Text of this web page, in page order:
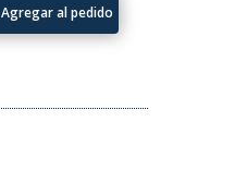
Agregar al pedido